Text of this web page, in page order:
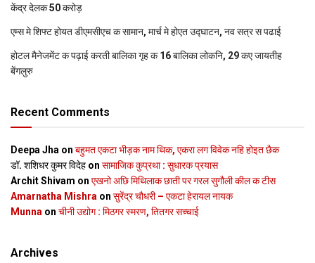
केंद्र देलक 50 करोड़
एम्स मे शिफ्ट होयत डीएमसीएच क सामान, मार्च मे होएत उद्घाटन, नव सत्र स पढाई
होटल मैनेजमेंट क पढ़ाई करती बालिका गृह क 16 बालिका लोकनि, 29 कए जायतीह
बेंगलुरु
Recent Comments
Deepa Jha on बहुमत एकटा भीड़क नाम थिक, एकरा लग विवेक नहि होइत छैक
डॉ. शशिधर कुमर विदेह on सामाजिक कुप्रथा : सुधारक प्रयास
Archit Shivam on एखनो अछि मिथिलाक छाती पर गरल सुगौली कील क टीस
Amarnatha Mishra on सुरेंद्र चौधरी – एकटा हेरायल नायक
Munna on चीनी उद्योग : मिठगर स्‍मरण, तितगर सच्‍चाई
Archives